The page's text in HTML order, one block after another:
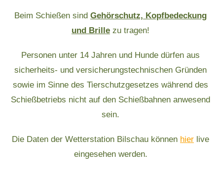
Beim Schießen sind Gehörschutz, Kopfbedeckung
und Brille zu tragen!
Personen unter 14 Jahren und Hunde dürfen aus
sicherheits- und versicherungstechnischen Gründen
sowie im Sinne des Tierschutzgesetzes während des
Schießbetriebs nicht auf den Schießbahnen anwesend
sein.
Die Daten der Wetterstation Bilschau können hier live
eingesehen werden.